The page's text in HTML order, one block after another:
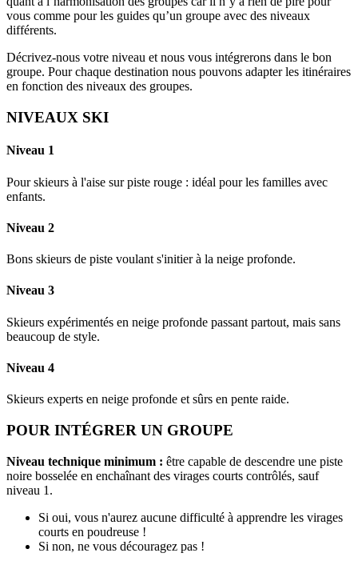
vous comme pour les guides qu’un groupe avec des niveaux
différents.
Décrivez-nous votre niveau et nous vous intégrerons dans le bon
groupe. Pour chaque destination nous pouvons adapter les itinéraires
en fonction des niveaux des groupes.
NIVEAUX SKI
Niveau 1
Pour skieurs à l'aise sur piste rouge : idéal pour les familles avec
enfants.
Niveau 2
Bons skieurs de piste voulant s'initier à la neige profonde.
Niveau 3
Skieurs expérimentés en neige profonde passant partout, mais sans
beaucoup de style.
Niveau 4
Skieurs experts en neige profonde et sûrs en pente raide.
POUR INTÉGRER UN GROUPE
Niveau technique minimum : être capable de descendre une piste
noire bosselée en enchaînant des virages courts contrôlés, sauf
niveau 1.
Si oui, vous n'aurez aucune difficulté à apprendre les virages
courts en poudreuse !
Si non, ne vous découragez pas !